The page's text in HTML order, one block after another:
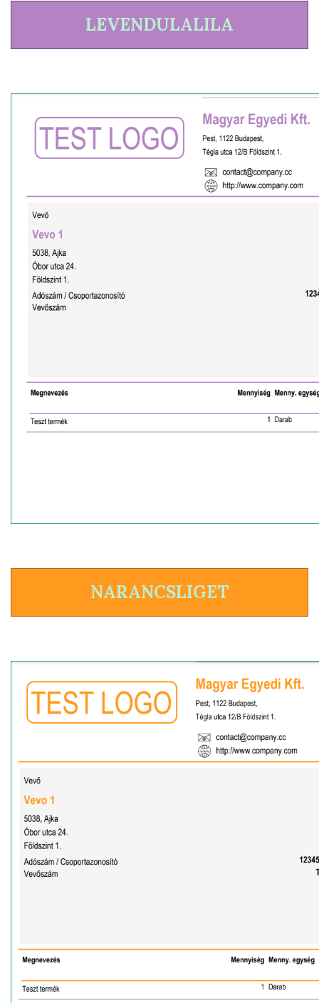
LEVENDULALILA
NARANCSLIGET